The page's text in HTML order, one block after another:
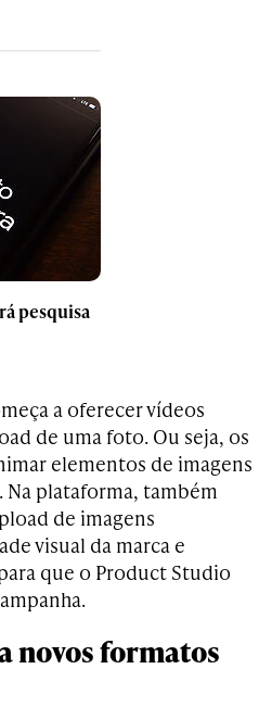
pesquisa
a oferecer vídeos
de uma foto. Ou seja, os
elementos de imagens
plataforma, também
de imagens
visual da marca e
que o Product Studio
novos formatos